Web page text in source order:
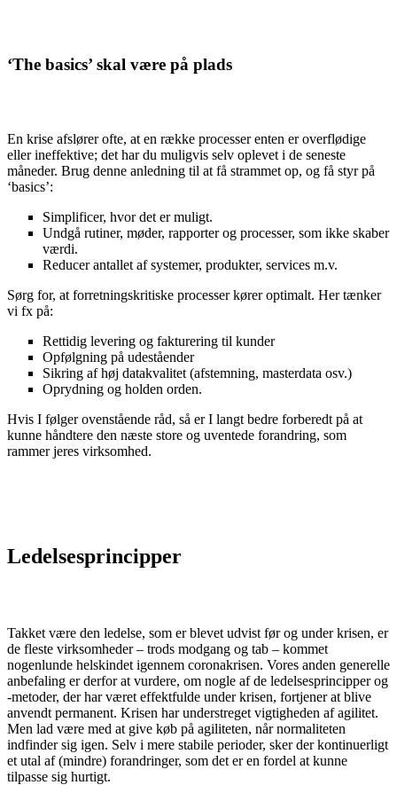
‘The basics’ skal være på plads
En krise afslører ofte, at en række processer enten er overflødige
eller ineffektive; det har du muligvis selv oplevet i de seneste
måneder. Brug denne anledning til at få strammet op, og få styr på
‘basics’:
Simplificer, hvor det er muligt.
Undgå rutiner, møder, rapporter og processer, som ikke skaber
værdi.
Reducer antallet af systemer, produkter, services m.v.
Sørg for, at forretningskritiske processer kører optimalt. Her tænker
vi fx på:
Rettidig levering og fakturering til kunder
Opfølgning på udeståender
Sikring af høj datakvalitet (afstemning, masterdata osv.)
Oprydning og holden orden.
Hvis I følger ovenstående råd, så er I langt bedre forberedt på at
kunne håndtere den næste store og uventede forandring, som
rammer jeres virksomhed.
Ledelsesprincipper
Takket være den ledelse, som er blevet udvist før og under krisen, er
de fleste virksomheder – trods modgang og tab – kommet
nogenlunde helskindet igennem coronakrisen. Vores anden generelle
anbefaling er derfor at vurdere, om nogle af de ledelsesprincipper og
-metoder, der har været effektfulde under krisen, fortjener at blive
anvendt permanent. Krisen har understreget vigtigheden af agilitet.
Men lad være med at give køb på agiliteten, når normaliteten
indfinder sig igen. Selv i mere stabile perioder, sker der kontinuerligt
et utal af (mindre) forandringer, som det er en fordel at kunne
tilpasse sig hurtigt.